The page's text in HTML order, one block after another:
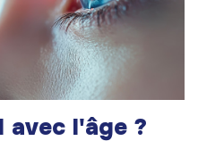
avec l'âge ?